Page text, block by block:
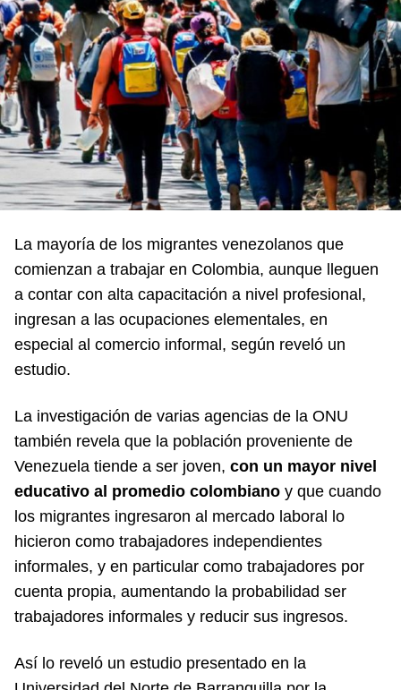
La mayoría de los migrantes venezolanos que
comienzan a trabajar en Colombia, aunque lleguen
a contar con alta capacitación a nivel profesional,
ingresan a las ocupaciones elementales, en
especial al comercio informal, según reveló un
estudio.
La investigación de varias agencias de la ONU
también revela que la población proveniente de
Venezuela tiende a ser joven, con un mayor nivel
educativo al promedio colombiano y que cuando
los migrantes ingresaron al mercado laboral lo
hicieron como trabajadores independientes
informales, y en particular como trabajadores por
cuenta propia, aumentando la probabilidad ser
trabajadores informales y reducir sus ingresos.
Así lo reveló un estudio presentado en la